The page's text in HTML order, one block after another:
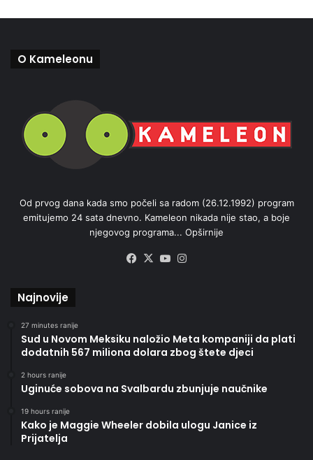
O Kameleonu
Od prvog dana kada smo počeli sa radom (26.12.1992) program
emitujemo 24 sata dnevno. Kameleon nikada nije stao, a boje
njegovog programa... Opširnije
Facebook
X YouTube
Najnovije
27 minutes ranije
Sud u Novom Meksiku naložio Meta kompaniji da plati
dodatnih 567 miliona dolara zbog štete djeci
2 hours ranije
Uginuće sobova na Svalbardu zbunjuje naučnike
19 hours ranije
Kako je Maggie Wheeler dobila ulogu Janice iz
Prijatelja